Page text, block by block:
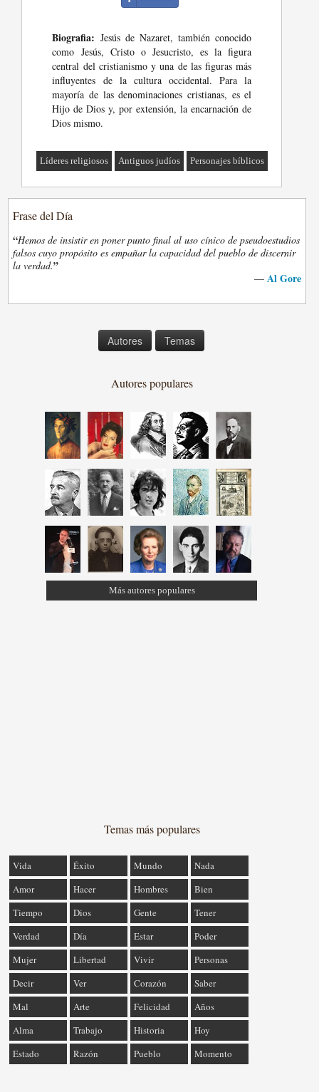
Biografia: Jesús de Nazaret, también conocido
como Jesús, Cristo o Jesucristo, es la figura
central del cristianismo y una de las figuras más
influyentes de la cultura occidental. Para la
mayoría de las denominaciones cristianas, es el
Hijo de Dios y, por extensión, la encarnación de
Dios mismo.
Líderes religiosos Antiguos judíos Personajes bíblicos
Frase del Día
“Hemos de insistir en poner punto final al uso cínico de pseudoestudios
falsos cuyo propósito es empañar la capacidad del pueblo de discernir
la verdad.”
— Al Gore
Autores Temas
Autores populares
Más autores populares
Temas más populares
Vida Éxito Mundo
Nada
Amor
Hacer Hombres
Bien
Tiempo
Dios Gente
Tener
Verdad
Día Estar
Poder
Mujer
Libertad Vivir
Personas
Decir
Ver Corazón
Saber
Mal
Arte Felicidad
Años
Alma
Trabajo Historia
Hoy
Estado
Razón Pueblo Momento